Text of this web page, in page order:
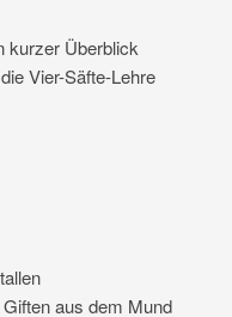
kurzer Überblick
Vier-Säfte-Lehre
aus dem Mund